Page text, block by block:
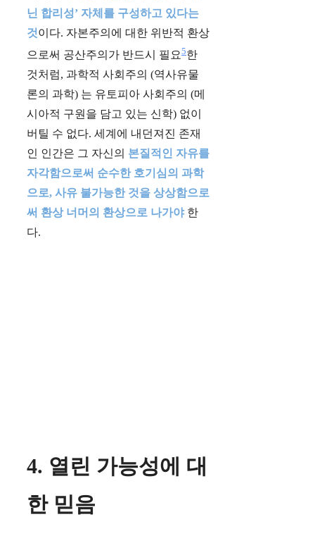
닌 합리성’ 자체를 구성하고 있다는
것이다. 자본주의에 대한 위반적 환상
으로써 공산주의가 반드시 필요5한
것처럼, 과학적 사회주의 (역사유물
론의 과학) 는 유토피아 사회주의 (메
시아적 구원을 담고 있는 신학) 없이
버틸 수 없다. 세계에 내던져진 존재
인 인간은 그 자신의 본질적인 자유를
자각함으로써 순수한 호기심의 과학
으로, 사유 불가능한 것을 상상함으로
써 환상 너머의 환상으로 나가야한
다.
4. 열린 가능성에 대
한 믿음